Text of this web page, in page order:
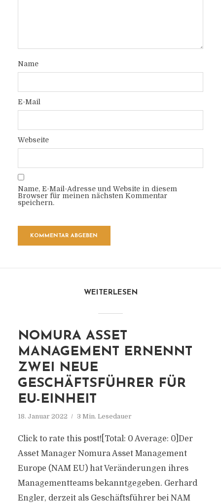
Name
E-Mail
Webseite
Name, E-Mail-Adresse und Website in diesem
Browser für meinen nächsten Kommentar
speichern.
WEITERLESEN
NOMURA ASSET
MANAGEMENT ERNENNT
ZWEI NEUE
GESCHÄFTSFÜHRER FÜR
EU-EINHEIT
18. Januar 2022 3 Min. Lesedauer
Click to rate this post![Total: 0 Average: 0]Der
Asset Manager Nomura Asset Management
Europe (NAM EU) hat Veränderungen ihres
Managementteams bekanntgegeben. Gerhard
Engler, derzeit als Geschäftsführer bei NAM